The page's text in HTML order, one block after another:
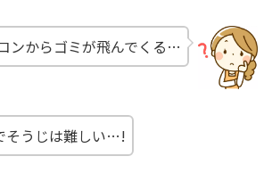
ンからゴミが飛んでくる…
そうじは難しい…!